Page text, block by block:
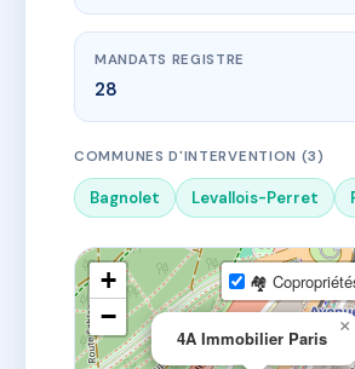
MANDATS REGISTRE
28
COMMUNES D'INTERVENTION (3)
Bagnolet Levallois-Perret
4A Immobilier Paris
×
+
−
🏘